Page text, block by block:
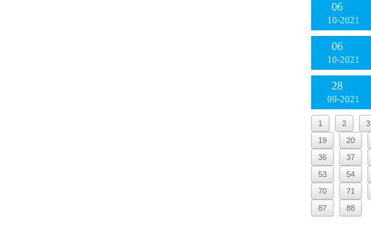
10 2021
06
10 2021
06
09 2021
28
1 2 3
19
20
36
37
53
54
70
71
87
88